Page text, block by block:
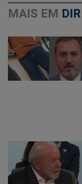
MAIS EM